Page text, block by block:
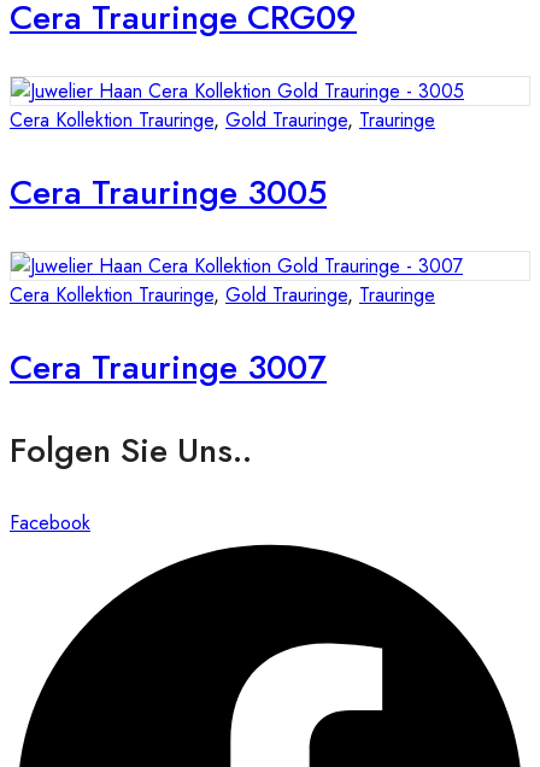
Cera Trauringe CRG09
Cera Kollektion Trauringe, Gold Trauringe, Trauringe
Cera Trauringe 3005
Cera Kollektion Trauringe, Gold Trauringe, Trauringe
Cera Trauringe 3007
Folgen Sie Uns..
Facebook